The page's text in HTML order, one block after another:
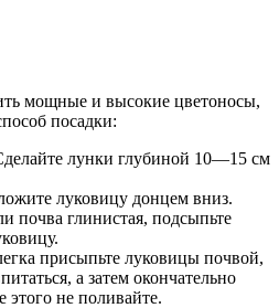
мощные и высокие цветоносы,
посадки:
лунки глубиной 10—15 см
луковицу донцем вниз.
почва глинистая, подсыпьте
присыпьте луковицы почвой,
а затем окончательно
этого не поливайте.